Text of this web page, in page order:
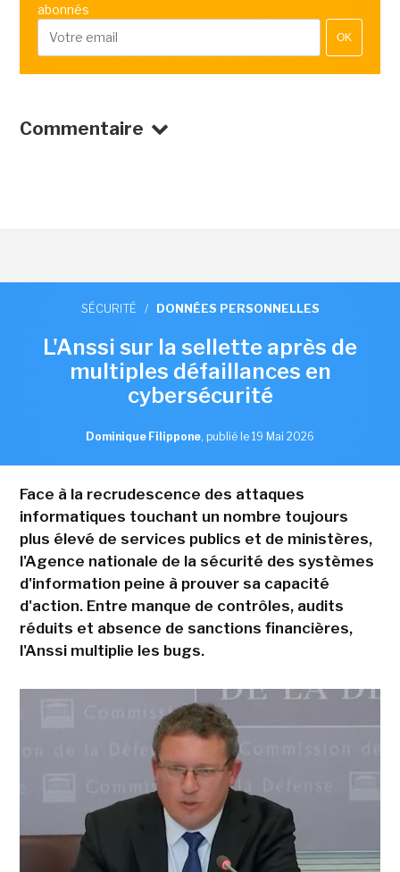
abonnés
OK
Commentaire
SÉCURITÉ / DONNÉES PERSONNELLES
L'Anssi sur la sellette après de
multiples défaillances en
cybersécurité
Dominique Filippone, publié le 19 Mai 2026
Face à la recrudescence des attaques
informatiques touchant un nombre toujours
plus élevé de services publics et de ministères,
l'Agence nationale de la sécurité des systèmes
d'information peine à prouver sa capacité
d'action. Entre manque de contrôles, audits
réduits et absence de sanctions financières,
l'Anssi multiplie les bugs.